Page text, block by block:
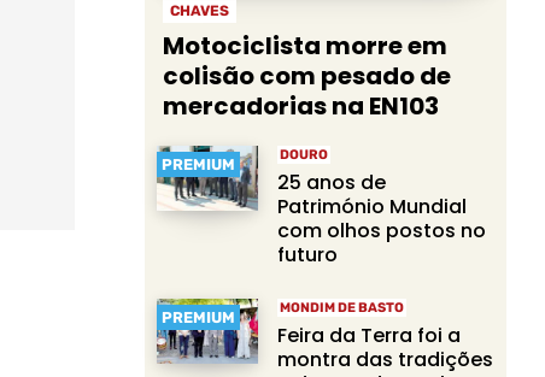
CHAVES
Motociclista morre em
colisão com pesado de
mercadorias na EN103
PREMIUM
DOURO
25 anos de
Património Mundial
com olhos postos no
futuro
PREMIUM
MONDIM DE BASTO
Feira da Terra foi a
montra das tradições